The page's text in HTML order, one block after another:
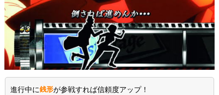
進行中に銭形が参戦すれば信頼度アップ！